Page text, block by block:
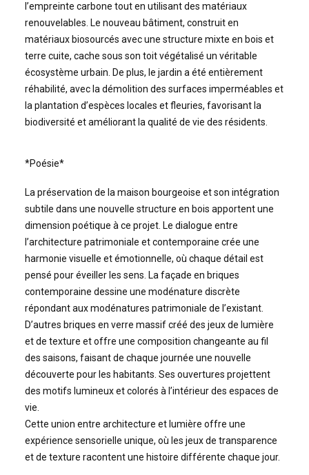
l’empreinte carbone tout en utilisant des matériaux
renouvelables. Le nouveau bâtiment, construit en
matériaux biosourcés avec une structure mixte en bois et
terre cuite, cache sous son toit végétalisé un véritable
écosystème urbain. De plus, le jardin a été entièrement
réhabilité, avec la démolition des surfaces imperméables et
la plantation d’espèces locales et fleuries, favorisant la
biodiversité et améliorant la qualité de vie des résidents.
*Poésie*
La préservation de la maison bourgeoise et son intégration
subtile dans une nouvelle structure en bois apportent une
dimension poétique à ce projet. Le dialogue entre
l’architecture patrimoniale et contemporaine crée une
harmonie visuelle et émotionnelle, où chaque détail est
pensé pour éveiller les sens. La façade en briques
contemporaine dessine une modénature discrète
répondant aux modénatures patrimoniale de l’existant.
D’autres briques en verre massif créé des jeux de lumière
et de texture et offre une composition changeante au fil
des saisons, faisant de chaque journée une nouvelle
découverte pour les habitants. Ses ouvertures projettent
des motifs lumineux et colorés à l’intérieur des espaces de
vie.
Cette union entre architecture et lumière offre une
expérience sensorielle unique, où les jeux de transparence
et de texture racontent une histoire différente chaque jour.